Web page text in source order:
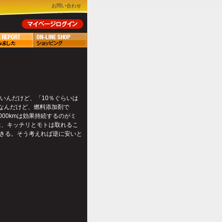
お問い合わせ
んだけど、「10％ぐらいは
んだけど、燃料添加剤で
は効果持続するのがミ
キッチリとモトは取れるこ
る。そう考えれば逆に安いと